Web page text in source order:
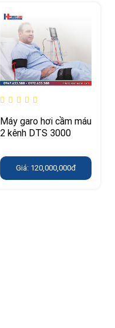
Máy garo hơi cầm máu
2 kênh DTS 3000
Giá: 120,000,000đ